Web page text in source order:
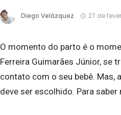
Diego Velázquez 27 de
O momento do parto é o
Ferreira Guimarães Júnior, se
contato com o seu bebê. Mas,
deve ser escolhido. Para